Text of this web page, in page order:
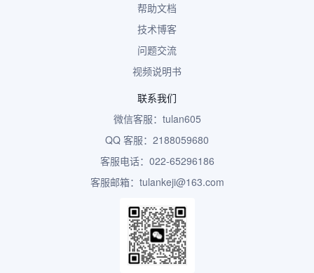
帮助文档
技术博客
问题交流
视频说明书
联系我们
微信客服：tulan605
QQ 客服：2188059680
客服电话：022-65296186
客服邮箱：tulankeji@163.com